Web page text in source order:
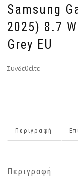
Samsung
2025) 8.7
Grey EU
Συνδεθείτε
Περιγραφή
Περιγραφή